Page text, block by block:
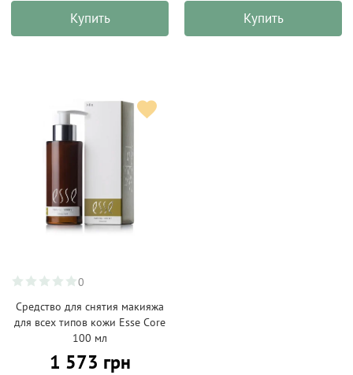
Купить Купить
0
Средство для снятия макияжа
для всех типов кожи Esse Core
100 мл
1 573 грн